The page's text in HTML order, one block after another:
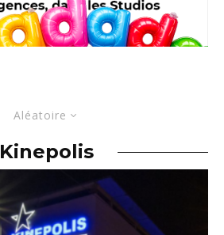
Aléatoire
Kinepolis